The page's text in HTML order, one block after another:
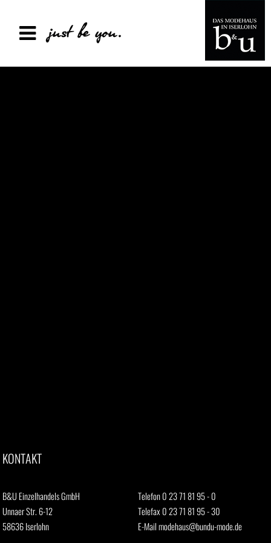
KONTAKT
B&U Einzelhandels GmbH
Unnaer Str. 6-12
58636 Iserlohn
Telefon 0 23 71 81 95 - 0
Telefax 0 23 71 81 95 - 30
E-Mailmodehaus@bundu-mode.de